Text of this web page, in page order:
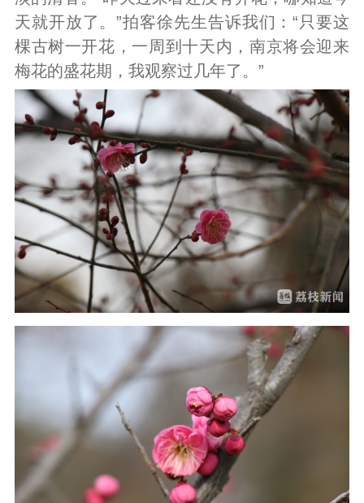
天就开放了。”拍客徐先生告诉我们：“只要这
棵古树一开花，一周到十天内，南京将会迎来
梅花的盛花期，我观察过几年了。”